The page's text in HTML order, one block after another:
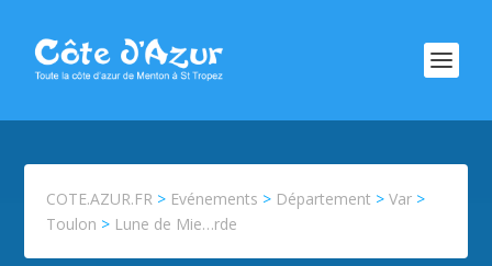
COTE.AZUR.FR > Evénements > Département >Var >
Toulon > Lune de Mie…rde